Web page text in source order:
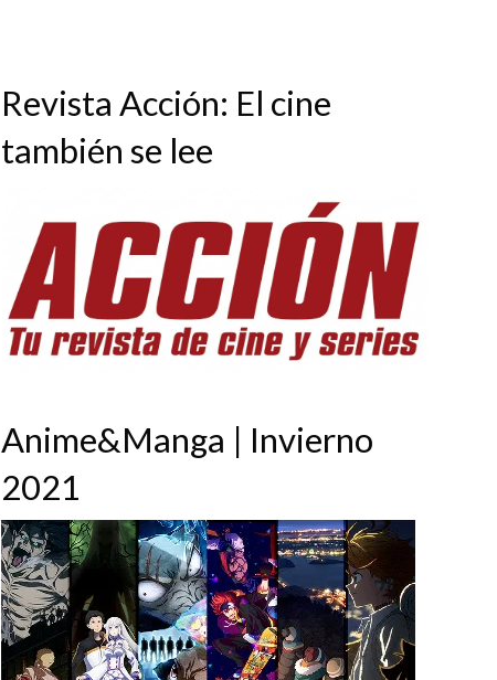
Revista Acción: El cine
también se lee
Anime&Manga | Invierno
2021